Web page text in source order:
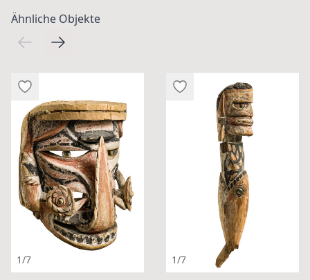
Ähnliche Objekte
1/7 1/7